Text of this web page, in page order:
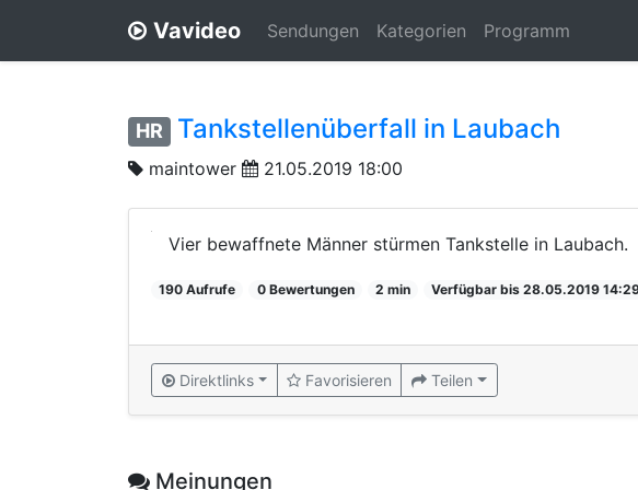
Vavideo Sendungen Kategorien Programm
HR Tankstellenüberfall in Laubach
maintower 21.05.2019 18:00
Vier bewaffnete Männer stürmen Tankstelle in Laubach.
190 Aufrufe 0 Bewertungen 2 min Verfügbar bis 28.05.2019
Direktlinks Favorisieren Teilen
Meinungen